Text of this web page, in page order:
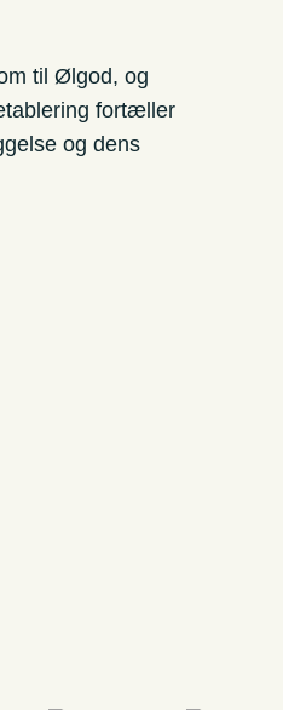
til Ølgod, og
fortæller
og dens